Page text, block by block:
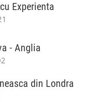
Experienta
- Anglia
din Londra